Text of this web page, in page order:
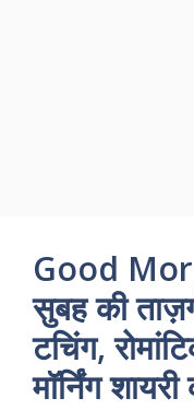
Good
सुबह की
टचिंग,
मॉर्निंग